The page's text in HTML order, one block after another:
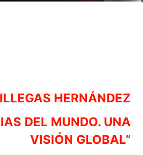
HERNÁNDEZ
DEL MUNDO. UNA
VISIÓN GLOBAL”